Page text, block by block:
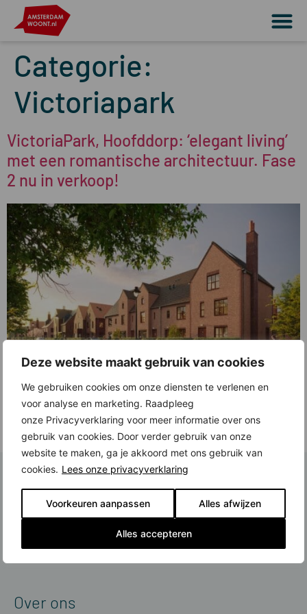
Deze website maakt gebruik van cookies
We gebruiken cookies om onze diensten te verlenen en
voor analyse en marketing. Raadpleeg
onze Privacyverklaring voor meer informatie over ons
gebruik van cookies. Door verder gebruik van onze
website te maken, ga je akkoord met ons gebruik van
cookies. Lees onze privacyverklaring
Voorkeuren aanpassen Alles afwijzen
Alles accepteren
Categorie:
Victoriapark
VictoriaPark, Hoofddorp: ‘elegant living’
met een romantische architectuur. Fase
2 nu in verkoop!
Een romantische architectuur met bakstenen in warme kleuren, speelse
erkers en hoge schoorstenen. Maar ook: veel woonruimte, fijne tuinen, veel
groen in de omgeving en voorzieningen en uitvalswegen dichtbij. Zo ziet
‘elegant living’ eruit in VictoriaPark, de nieuwste wijk van Hoofddorp. De
eerste fase is in korte tijd bijna uitverkocht. Tijd voor fase 2, met […]
Schrijf je in voor de nieuwsbrief
Ontvang actualiteiten over nieuwbouw in de regio direct in je mail
Over ons